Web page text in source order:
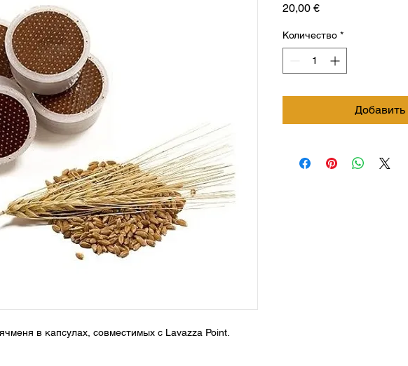
в капсулах, совместимых с Lavazza Point.
20,00 €Цена
Количество *
Добавить